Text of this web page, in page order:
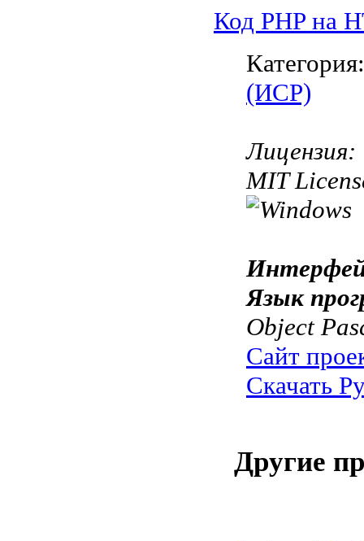
Код PHP на
(ИСР)
Лицензия:
MIT
Язык
Object
Сайт
Скачать
Другие